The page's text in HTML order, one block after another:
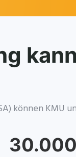
können KMU